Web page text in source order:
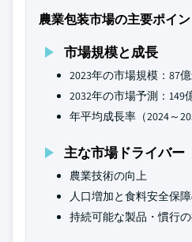
農業包装市場の主要ポイン
市場規模と成長
2023年の市場規模：87
2032年の市場予測：149
年平均成長率（2024～
主な市場ドライバー
農業技術の向上
人口増加と食料安全保
持続可能な製品・慣行